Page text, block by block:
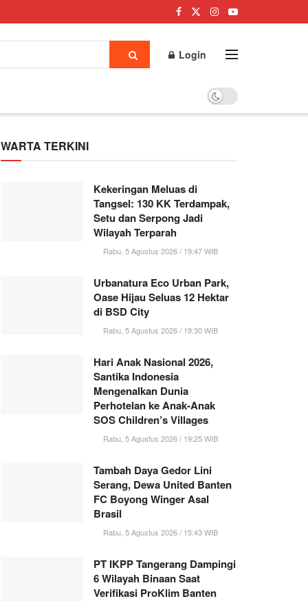
Login
WARTA TERKINI
Kekeringan Meluas di
Tangsel: 130 KK Terdampak,
Setu dan Serpong Jadi
Wilayah Terparah
Rabu, 5 Agustus 2026 / 19:47 WIB
Urbanatura Eco Urban Park,
Oase Hijau Seluas 12 Hektar
di BSD City
Rabu, 5 Agustus 2026 / 19:30 WIB
Hari Anak Nasional 2026,
Santika Indonesia
Mengenalkan Dunia
Perhotelan ke Anak-Anak
SOS Children’s Villages
Rabu, 5 Agustus 2026 / 19:25 WIB
Tambah Daya Gedor Lini
Serang, Dewa United Banten
FC Boyong Winger Asal
Brasil
Rabu, 5 Agustus 2026 / 15:43 WIB
PT IKPP Tangerang Dampingi
6 Wilayah Binaan Saat
Verifikasi ProKlim Banten